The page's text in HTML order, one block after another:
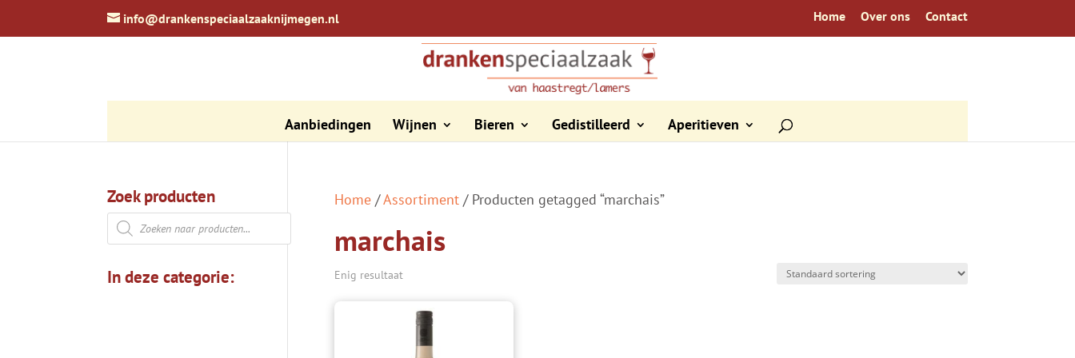
info@drankenspeciaalzaaknijmegen.nl Home Over ons Contact
Aanbiedingen Wijnen Bieren Gedistilleerd Aperitieven
zoeken
Home/Assortiment/ Producten getagged “marchais”
marchais
Enig resultaat
Zoek producten
Producten
zoeken
In deze categorie: